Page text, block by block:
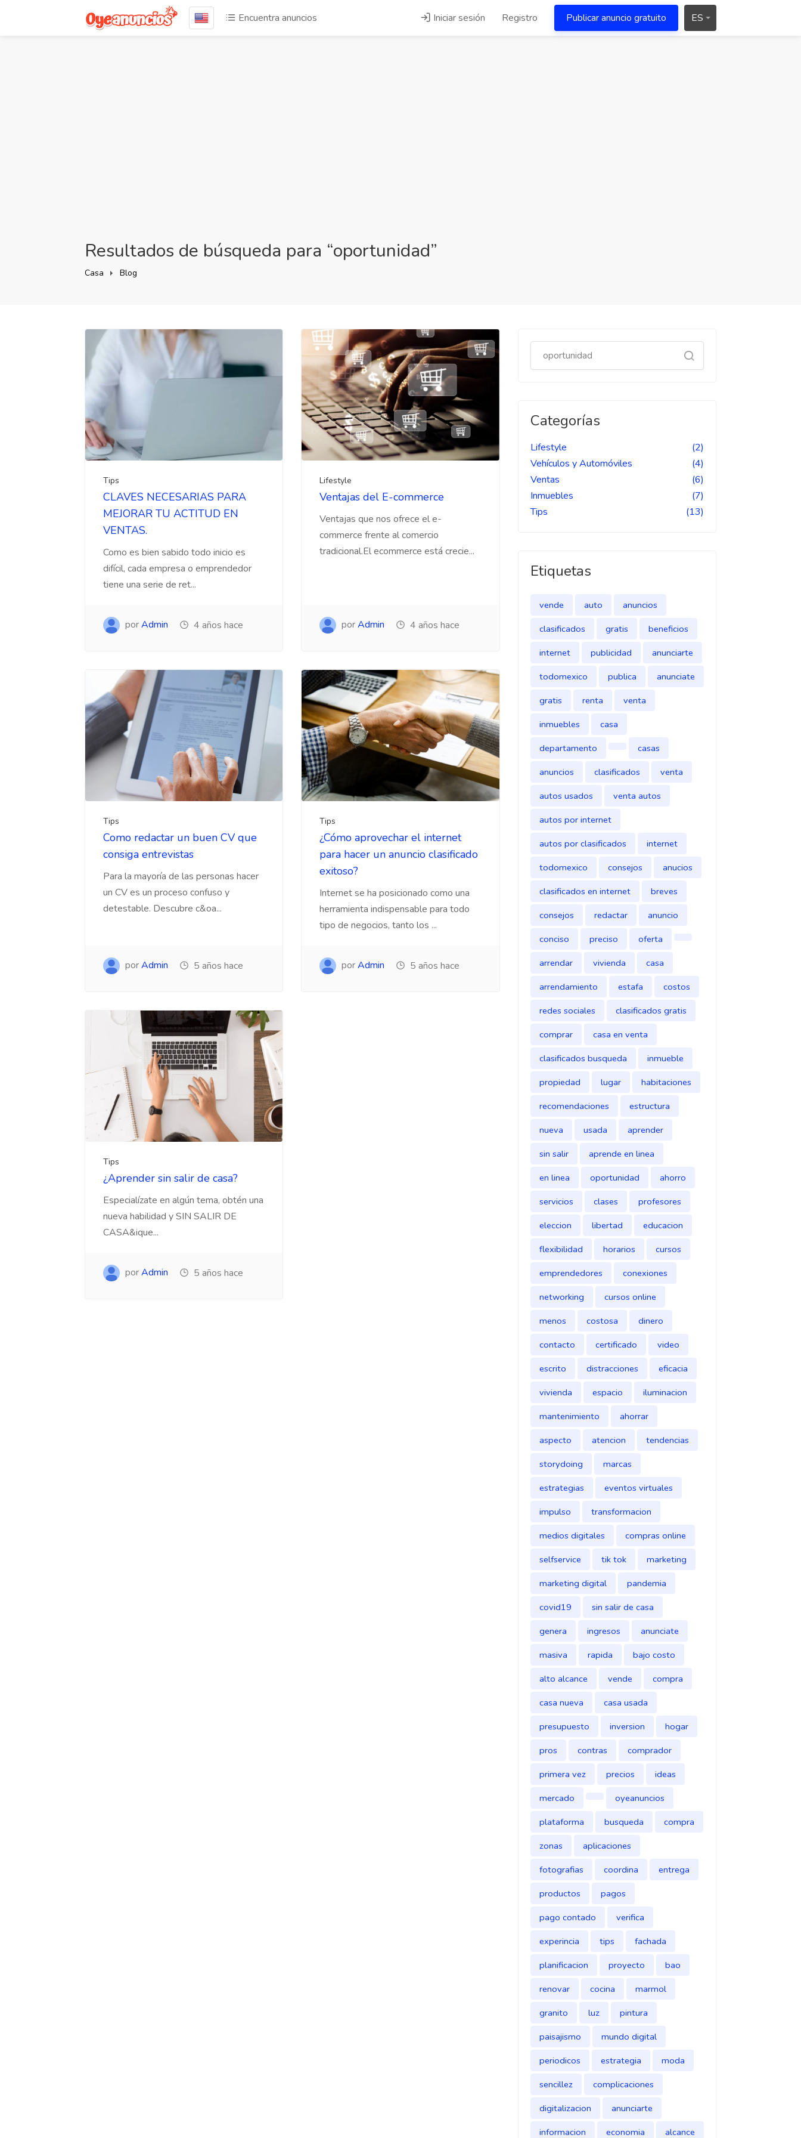
Encuentra anuncios Iniciar sesión Registro Publicar anuncio gratuito ES
Resultados de búsqueda para “oportunidad”
Casa Blog
Tips
CLAVES NECESARIAS PARA
MEJORAR TU ACTITUD EN
VENTAS.
Como es bien sabido todo inicio es
difícil, cada empresa o emprendedor
tiene una serie de ret...
porAdmin 4 años hace
Lifestyle
Ventajas del E-commerce
Ventajas que nos ofrece el e-
commerce frente al comercio
tradicional.El ecommerce está crecie...
porAdmin 4 años hace
Tips
Como redactar un buen CV que
consiga entrevistas
Para la mayoría de las personas hacer
un CV es un proceso confuso y
detestable. Descubre c&oa...
porAdmin 5 años hace
Tips
¿Cómo aprovechar el internet
para hacer un anuncio clasificado
exitoso?
Internet se ha posicionado como una
herramienta indispensable para todo
tipo de negocios, tanto los ...
porAdmin 5 años hace
Tips
¿Aprender sin salir de casa?
Especialízate en algún tema, obtén una
nueva habilidad y SIN SALIR DE
CASA&ique...
porAdmin 5 años hace
Categorías
Lifestyle
(2)
Vehículos y Automóviles
(4)
Ventas
(6)
Inmuebles
(7)
Tips
(13)
Etiquetas
vende auto
anuncios
clasificados
gratis
beneficios
internet
publicidad
anunciarte
todomexico
publica
anunciate
gratis
renta
venta
inmuebles
casa
departamento
casas
anuncios
clasificados
venta
autos usados
venta autos
autos por internet
autos por clasificados
internet
todomexico
consejos
anucios
clasificados en internet
breves
consejos
redactar
anuncio
conciso
preciso
oferta
arrendar
vivienda
casa
arrendamiento
estafa
costos
redes sociales
clasificados gratis
comprar
casa en venta
clasificados busqueda
inmueble
propiedad
lugar
habitaciones
recomendaciones
estructura
nueva
usada
aprender
sin salir
aprende en linea
en linea
oportunidad
ahorro
servicios
clases
profesores
eleccion
libertad
educacion
flexibilidad
horarios
cursos
emprendedores
conexiones
networking
cursos online
menos
costosa
dinero
contacto
certificado
video
escrito
distracciones
eficacia
vivienda
espacio
iluminacion
mantenimiento
ahorrar
aspecto
atencion
tendencias
storydoing
marcas
estrategias
eventos virtuales
impulso
transformacion
medios digitales
compras online
selfservice
tik tok
marketing
marketing digital
pandemia
covid19
sin salir de casa
genera
ingresos
anunciate
masiva
rapida
bajo costo
alto alcance
vende
compra
casa nueva
casa usada
presupuesto
inversion
hogar
pros
contras
comprador
primera vez
precios
ideas
mercado
oyeanuncios
plataforma
busqueda
compra
zonas
aplicaciones
fotografias
coordina
entrega
productos
pagos
pago contado
verifica
experincia
tips
fachada
planificacion
proyecto
bao
renovar
cocina
marmol
granito
luz
pintura
paisajismo
mundo digital
periodicos
estrategia
moda
sencillez
complicaciones
digitalizacion
anunciarte
informacion
economia alcance